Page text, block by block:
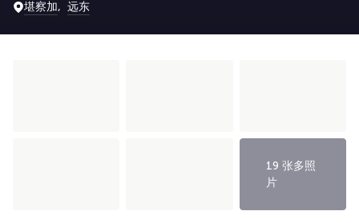
堪察加 远东
19 张多照
片